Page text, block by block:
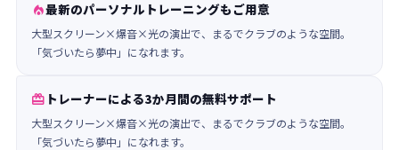
最新のパーソナルトレーニングもご用意
大型スクリーン×爆音×光の演出で、まるでクラブのような空間。
「気づいたら夢中」になれます。
 トレーナーによる3か月間の無料サポート
大型スクリーン×爆音×光の演出で、まるでクラブのような空間。
「気づいたら夢中」になれます。